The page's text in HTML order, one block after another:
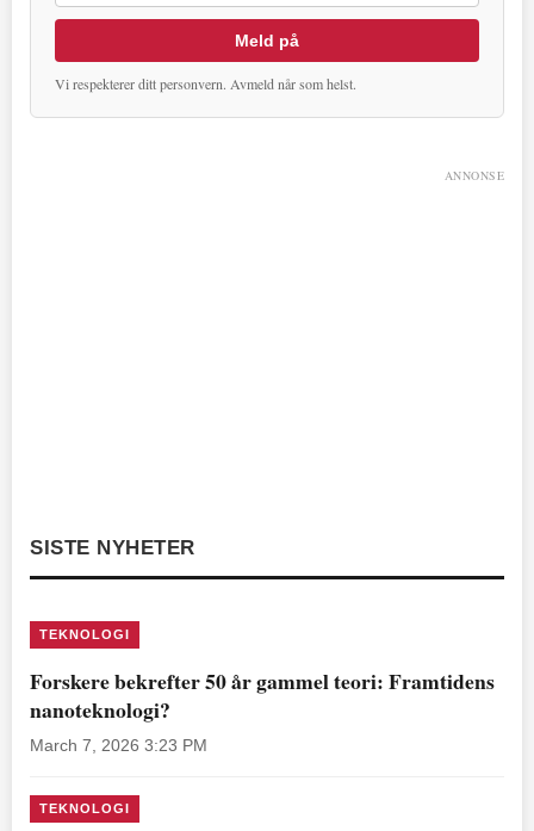
Meld på
Vi respekterer ditt personvern. Avmeld når som helst.
ANNONSE
SISTE NYHETER
TEKNOLOGI
Forskere bekrefter 50 år gammel teori: Framtidens
nanoteknologi?
March 7, 2026 3:23 PM
TEKNOLOGI